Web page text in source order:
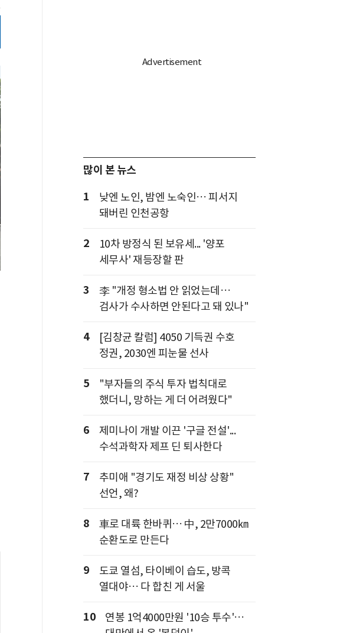
많이 본 뉴스
1
낮엔 노인, 밤엔 노숙인… 피서지
돼버린 인천공항
2
10차 방정식 된 보유세... '양포
세무사' 재등장할 판
3
李 "개정 형소법 안 읽었는데…
검사가 수사하면 안된다고 돼 있나"
4
[김창균 칼럼] 4050 기득권 수호
정권, 2030엔 피눈물 선사
5
"부자들의 주식 투자 법칙대로
했더니, 망하는 게 더 어려웠다"
6
제미나이 개발 이끈 '구글 전설'...
수석과학자 제프 딘 퇴사한다
7
추미애 "경기도 재정 비상 상황"
선언, 왜?
8
車로 대륙 한바퀴… 中, 2만7000㎞
순환도로 만든다
9
도쿄 열섬, 타이베이 습도, 방콕
열대야… 다 합친 게 서울
10
연봉 1억4000만원 '10승 투수'…